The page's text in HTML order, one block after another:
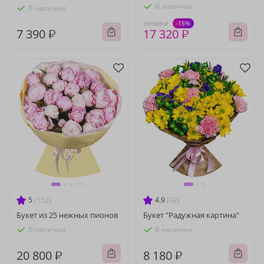
В наличии
7 390 ₽
В наличии
20 380 ₽ -15%
17 320 ₽
5 (152)
Букет из 25 нежных пионов
В наличии
20 800 ₽
4.9 (42)
Букет "Радужная картина"
В наличии
8 180 ₽